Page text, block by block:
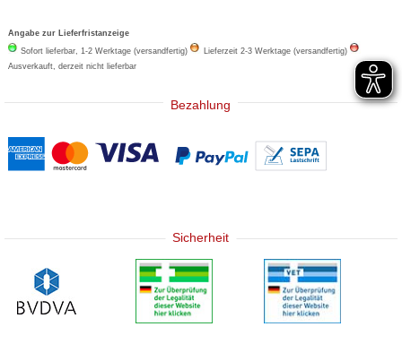
Angabe zur Lieferfristanzeige
Sofort lieferbar, 1-2 Werktage (versandfertig)
Lieferzeit 2-3 Werktage (versandfertig)
Ausverkauft, derzeit nicht lieferbar
Bezahlung
Sicherheit